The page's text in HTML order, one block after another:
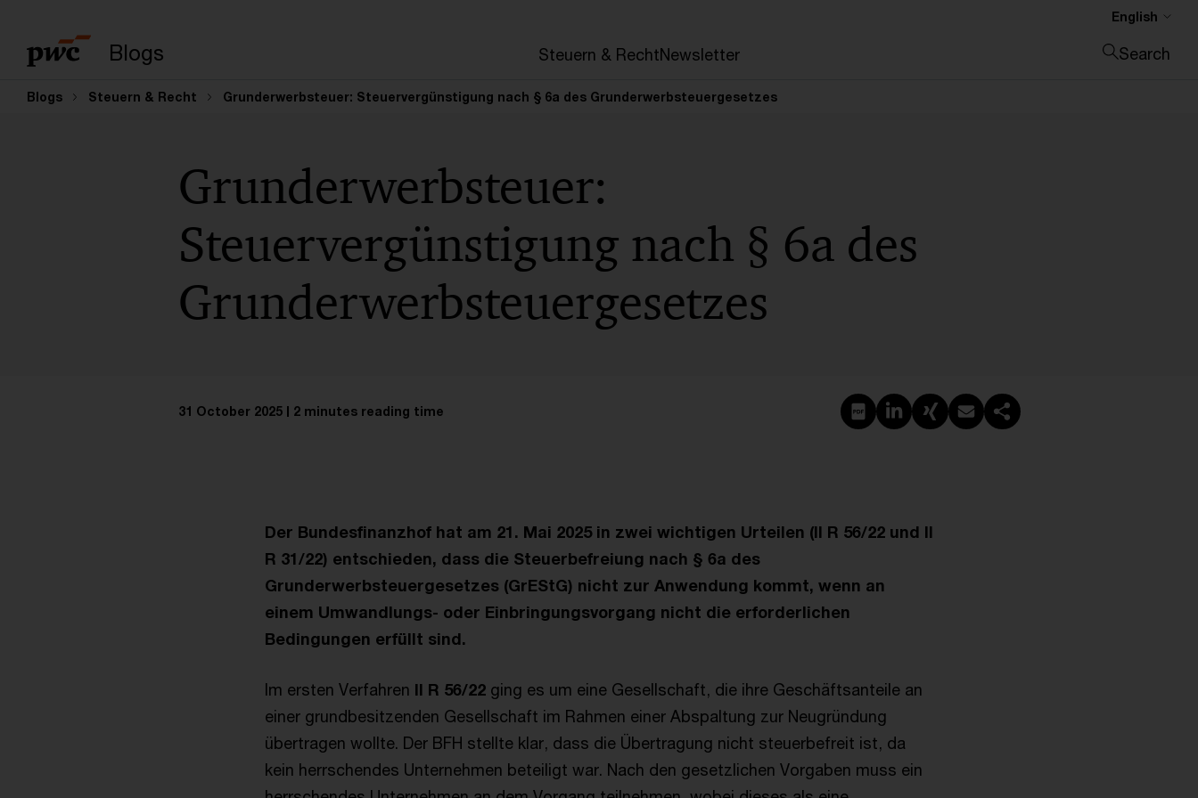
Blogs Steuern & RechtNewsletter
English
Search
Blogs Steuern & Recht Grunderwerbsteuer: Steuervergünstigung nach § 6a des Grunderwerbsteuergesetzes
Grunderwerbsteuer:
Steuervergünstigung nach § 6a des
Grunderwerbsteuergesetzes
31 October 2025 2 minutes reading time Create PDF
Share on LinkedIn
Share on Xing
Share via email
Copy link
Der Bundesfinanzhof hat am 21. Mai 2025 in zwei wichtigen Urteilen (II R 56/22 und II
R 31/22) entschieden, dass die Steuerbefreiung nach § 6a des
Grunderwerbsteuergesetzes (GrEStG) nicht zur Anwendung kommt, wenn an
einem Umwandlungs- oder Einbringungsvorgang nicht die erforderlichen
Bedingungen erfüllt sind.
Im ersten Verfahren II R 56/22 ging es um eine Gesellschaft, die ihre Geschäftsanteile an
einer grundbesitzenden Gesellschaft im Rahmen einer Abspaltung zur Neugründung
übertragen wollte. Der BFH stellte klar, dass die Übertragung nicht steuerbefreit ist, da
kein herrschendes Unternehmen beteiligt war. Nach den gesetzlichen Vorgaben muss ein